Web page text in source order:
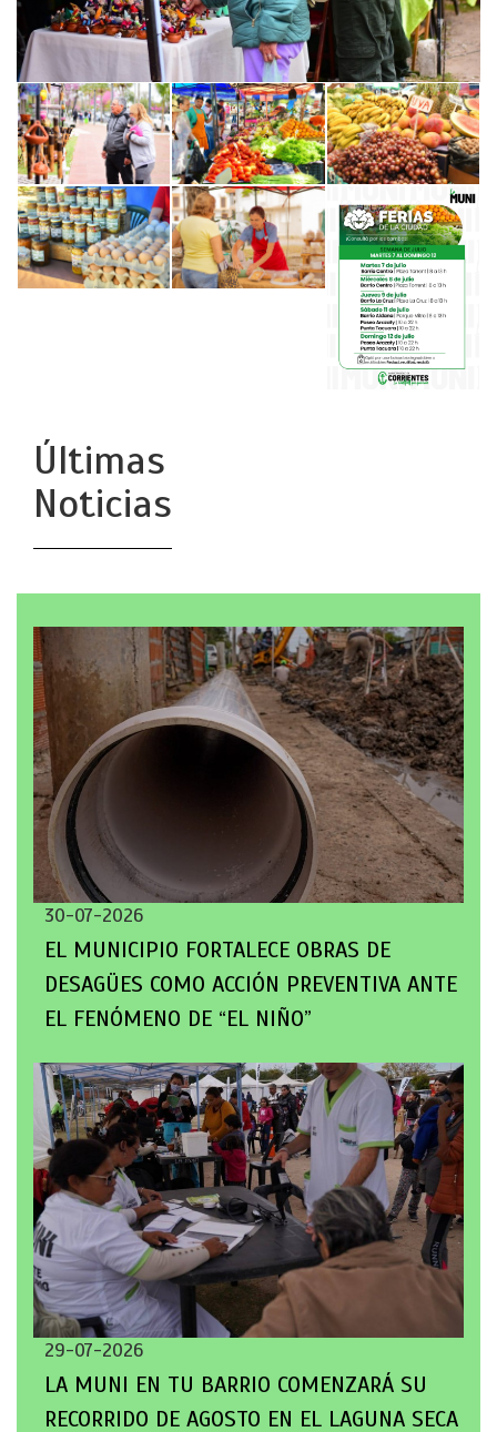
Últimas
Noticias
30-07-2026
EL MUNICIPIO FORTALECE OBRAS DE
DESAGÜES COMO ACCIÓN PREVENTIVA ANTE
EL FENÓMENO DE “EL NIÑO”
29-07-2026
LA MUNI EN TU BARRIO COMENZARÁ SU
RECORRIDO DE AGOSTO EN EL LAGUNA SECA